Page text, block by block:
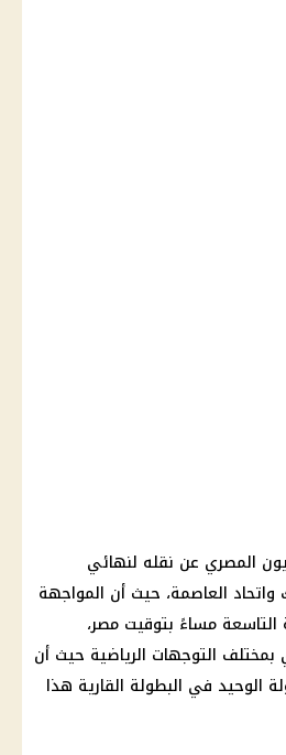
المصري عن نقله لنهائي
واتحاد العاصمة، حيث أن المواجهة
مساءً بتوقيت مصر،
بمختلف التوجهات الرياضية حيث أن
الوحيد في البطولة القارية هذا